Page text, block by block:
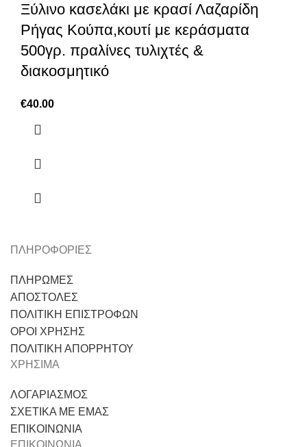
Ξύλινο κασελάκι με κρασί Λαζαρίδη
Ρήγας Κούπα,κουτί με κεράσματα
500γρ. πραλίνες τυλιχτές &
διακοσμητικό
€40.00
ΠΛΗΡΟΦΟΡΙΕΣ
ΠΛΗΡΩΜΕΣ
ΑΠΟΣΤΟΛΕΣ
ΠΟΛΙΤΙΚΗ ΕΠΙΣΤΡΟΦΩΝ
ΟΡΟΙ ΧΡΗΣΗΣ
ΠΟΛΙΤΙΚΗ ΑΠΟΡΡΗΤΟΥ
ΧΡΗΣΙΜΑ
ΛΟΓΑΡΙΑΣΜΟΣ
ΣΧΕΤΙΚΑ ΜΕ ΕΜΑΣ
ΕΠΙΚΟΙΝΩΝΙΑ